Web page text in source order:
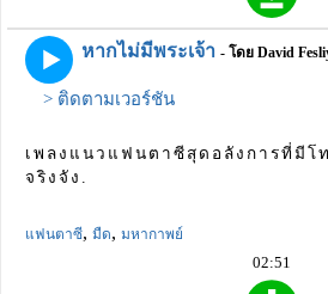
หากไม่มีพระเจ้า - โดย David
> ติดตามเวอร์ชัน
เพลงแนวแฟนตาซีสุดอลังการที่มีโ
จริงจัง.
แฟนตาซี, มืด, มหากาพย์
02:51